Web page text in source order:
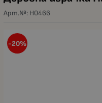
Арт.№: H0466
-20%